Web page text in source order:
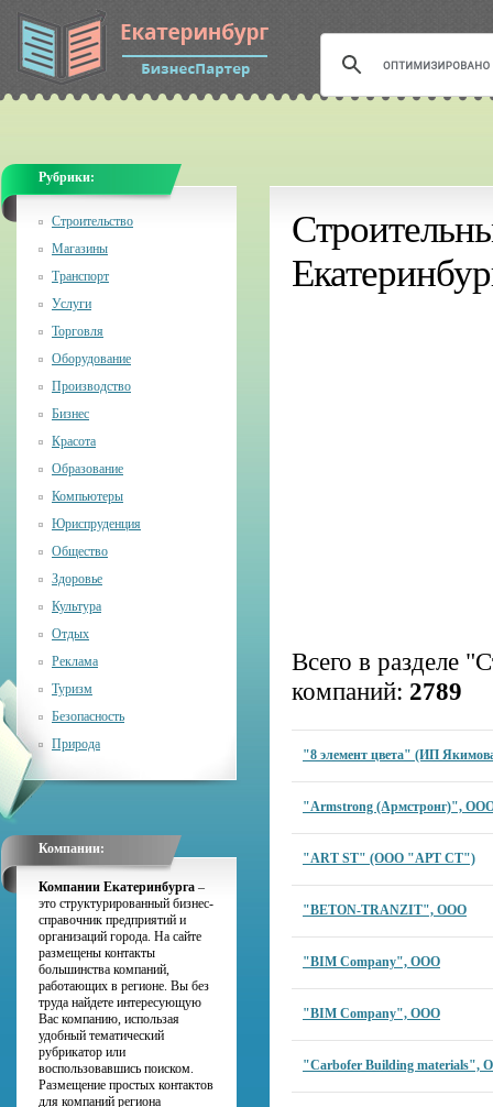
Всего в разделе
компаний: 2789
"8 элемент цвета" (ИП
"Armstrong (Армстронг)",
"ART ST" (ООО "АРТ СТ")
"BETON-TRANZIT", ООО
"BIM Company", ООО
"BIM Company", ООО
"Carbofer Building materials",
Рубрики:
Строительство
Магазины
Транспорт
Услуги
Торговля
Оборудование
Производство
Бизнес
Красота
Образование
Компьютеры
Юриспруденция
Общество
Здоровье
Культура
Отдых
Реклама
Туризм
Безопасность
Природа
Компании:
Компании Екатеринбурга –
это структурированный бизнес-
справочник предприятий и
организаций города. На сайте
размещены контакты
большинства компаний,
работающих в регионе. Вы без
труда найдете интересующую
Вас компанию, использая
удобный тематический
рубрикатор или
воспользовавшись поиском.
Размещение простых контактов
для компаний региона